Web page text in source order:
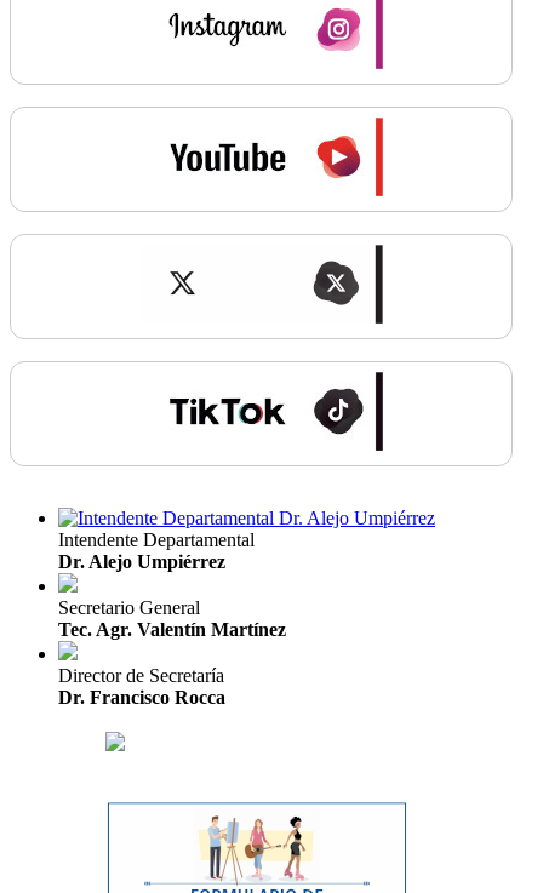
Intendente Departamental
Dr. Alejo Umpiérrez
Secretario General
Tec. Agr. Valentín Martínez
Director de Secretaría
Dr. Francisco Rocca